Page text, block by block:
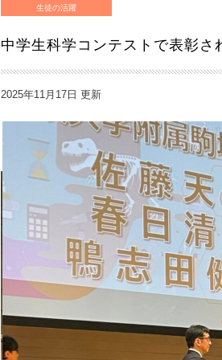
生徒の活躍
中学生科学コンテストで表彰さ
2025年11月17日 更新